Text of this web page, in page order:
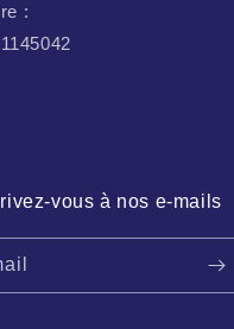
:
vous à nos e-mails